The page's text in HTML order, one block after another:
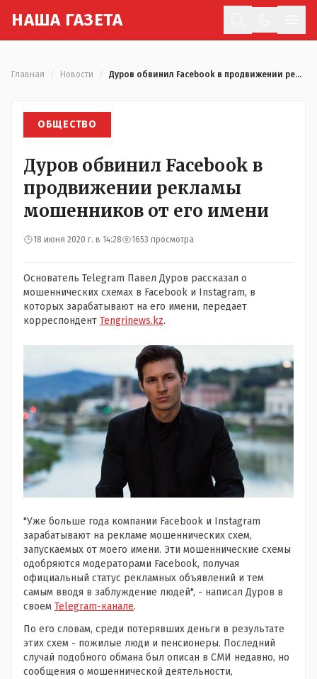
НАША ГАЗЕТА
Главная Новости Дуров обвинил Facebook в продвижении рекламы мошенников от его имени
ОБЩЕСТВО
Дуров обвинил Facebook в
продвижении рекламы
мошенников от его имени
18 июня 2020 г. в 14:28 1653 просмотра
Основатель Telegram Павел Дуров рассказал о
мошеннических схемах в Facebook и Instagram, в
которых зарабатывают на его имени, передает
корреспондент Tengrinews.kz.
"Уже больше года компании Facebook и Instagram
зарабатывают на рекламе мошеннических схем,
запускаемых от моего имени. Эти мошеннические схемы
одобряются модераторами Facebook, получая
официальный статус рекламных объявлений и тем
самым вводя в заблуждение людей", - написал Дуров в
своем Telegram-канале.
По его словам, среди потерявших деньги в результате
этих схем - пожилые люди и пенсионеры. Последний
случай подобного обмана был описан в СМИ недавно, но
сообщения о мошеннической деятельности,